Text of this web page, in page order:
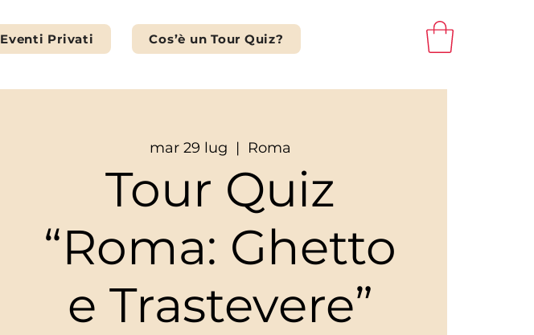
Eventi Privati Cos’è un Tour Quiz?
mar 29 lug
  |
Roma
Tour Quiz
“Roma: Ghetto
e Trastevere”